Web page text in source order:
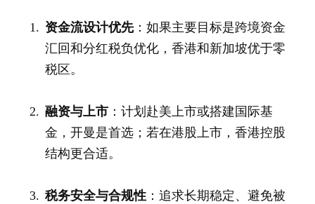
资金流设计优先：如果主要目标是跨境资金
汇回和分红税负优化，香港和新加坡优于零
税区。
融资与上市 ：计划赴美上市或搭建国际基
金，开曼是首选；若在港股上市，香港控股
结构更合适。
税务安全与合规性 ：追求长期稳定、避免被